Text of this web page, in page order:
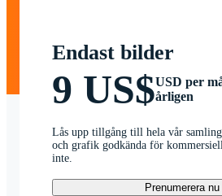
Endast bilder
9 US$USD per
årligen
Lås upp tillgång till hela vår
och grafik godkända för
inte.
Prenumerera nu